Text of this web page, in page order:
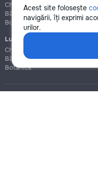
Acest site folosește
navigării, îți exprimi
urilor.
Chișinău
Bălți
Botanica
Lucrări de construcție și
Chișinău
Bălți
Botanica